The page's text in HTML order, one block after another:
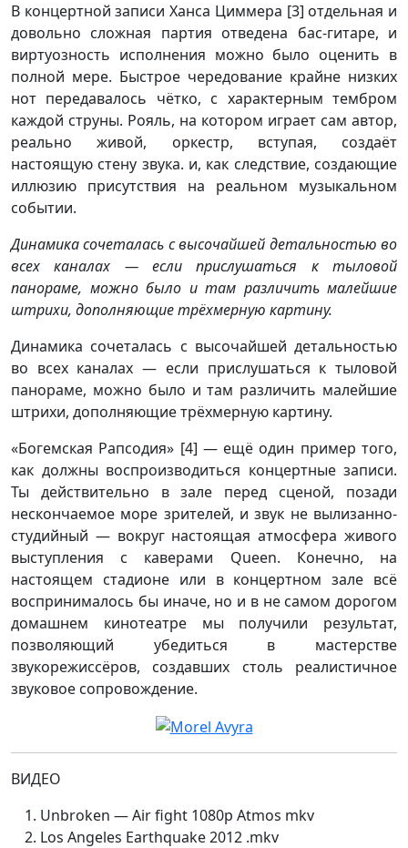
В концертной записи Ханса Циммера [3] отдельная и
довольно сложная партия отведена бас-гитаре, и
виртуозность исполнения можно было оценить в
полной мере. Быстрое чередование крайне низких
нот передавалось чётко, с характерным тембром
каждой струны. Рояль, на котором играет сам автор,
реально живой, оркестр, вступая, создаёт
настоящую стену звука. и, как следствие, создающие
иллюзию присутствия на реальном музыкальном
событии.
Динамика сочеталась с высочайшей детальностью во
всех каналах — если прислушаться к тыловой
панораме, можно было и там различить малейшие
штрихи, дополняющие трёхмерную картину.
Динамика сочеталась с высочайшей детальностью
во всех каналах — если прислушаться к тыловой
панораме, можно было и там различить малейшие
штрихи, дополняющие трёхмерную картину.
«Богемская Рапсодия» [4] — ещё один пример того,
как должны воспроизводиться концертные записи.
Ты действительно в зале перед сценой, позади
нескончаемое море зрителей, и звук не вылизанно-
студийный — вокруг настоящая атмосфера живого
выступления с каверами Queen. Конечно, на
настоящем стадионе или в концертном зале всё
воспринималось бы иначе, но и в не самом дорогом
домашнем кинотеатре мы получили результат,
позволяющий убедиться в мастерстве
звукорежиссёров, создавших столь реалистичное
звуковое сопровождение.
ВИДЕО
Unbroken — Air fight 1080p Atmos mkv
Los Angeles Earthquake 2012 .mkv